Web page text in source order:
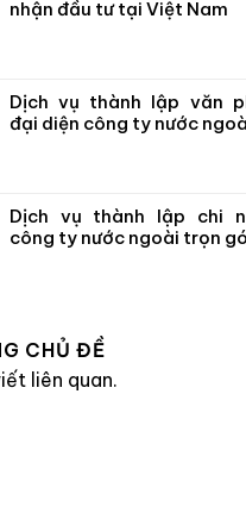
nhận đầu tư tại Việt Nam
Dịch vụ thành lập văn
đại diện công ty nước
Dịch vụ thành lập chi
công ty nước ngoài trọn
CHỦ ĐỀ
liên quan.